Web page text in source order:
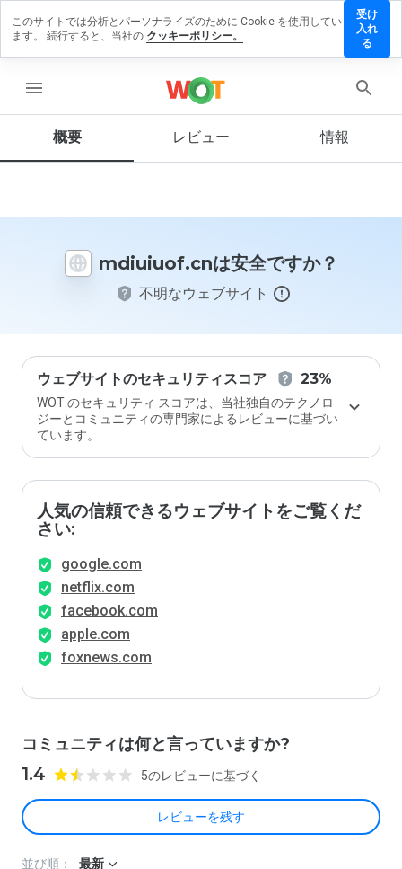
menu
概要 レビュー 情報
mdiuiuof.cnは安全ですか？
不明なウェブサイト
ウェブサイトのセキュリティスコア 23%
WOT のセキュリティ スコアは、当社独自のテクノロ
ジーとコミュニティの専門家によるレビューに基づい
ています。
人気の信頼できるウェブサイトをご覧くだ
さい:
google.com
netflix.com
facebook.com
apple.com
foxnews.com
コミュニティは何と言っていますか?
1.4 5のレビューに基づく
レビューを残す
ビュー
す
この
イト
価し
ます
か？
並び順： 最新
このサイトでは分析とパーソナライズのために Cookie を使用してい
ます。 続行すると、当社の クッキーポリシー。
受け
入れ
る